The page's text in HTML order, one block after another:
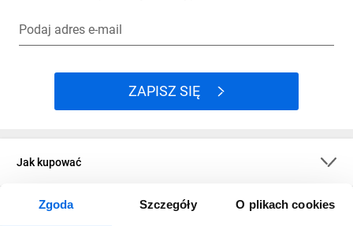
Zgoda Szczegóły O plikach cookies
Podaj adres e-mail
ZAPISZ SIĘ
Jak kupować
O firmie